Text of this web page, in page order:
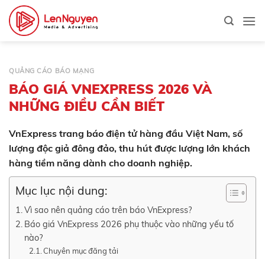
qua
QUẢNG CÁO BÁO MẠNG
BÁO GIÁ VNEXPRESS 2026 VÀ
NHỮNG ĐIỀU CẦN BIẾT
VnExpress trang báo điện tử hàng đầu Việt Nam, số
lượng độc giả đông đảo, thu hút được lượng lớn khách
hàng tiềm năng dành cho doanh nghiệp.
Mục lục nội dung:
Vì sao nên quảng cáo trên báo VnExpress?
Báo giá VnExpress 2026 phụ thuộc vào những yếu tố
nào?
Chuyên mục đăng tải